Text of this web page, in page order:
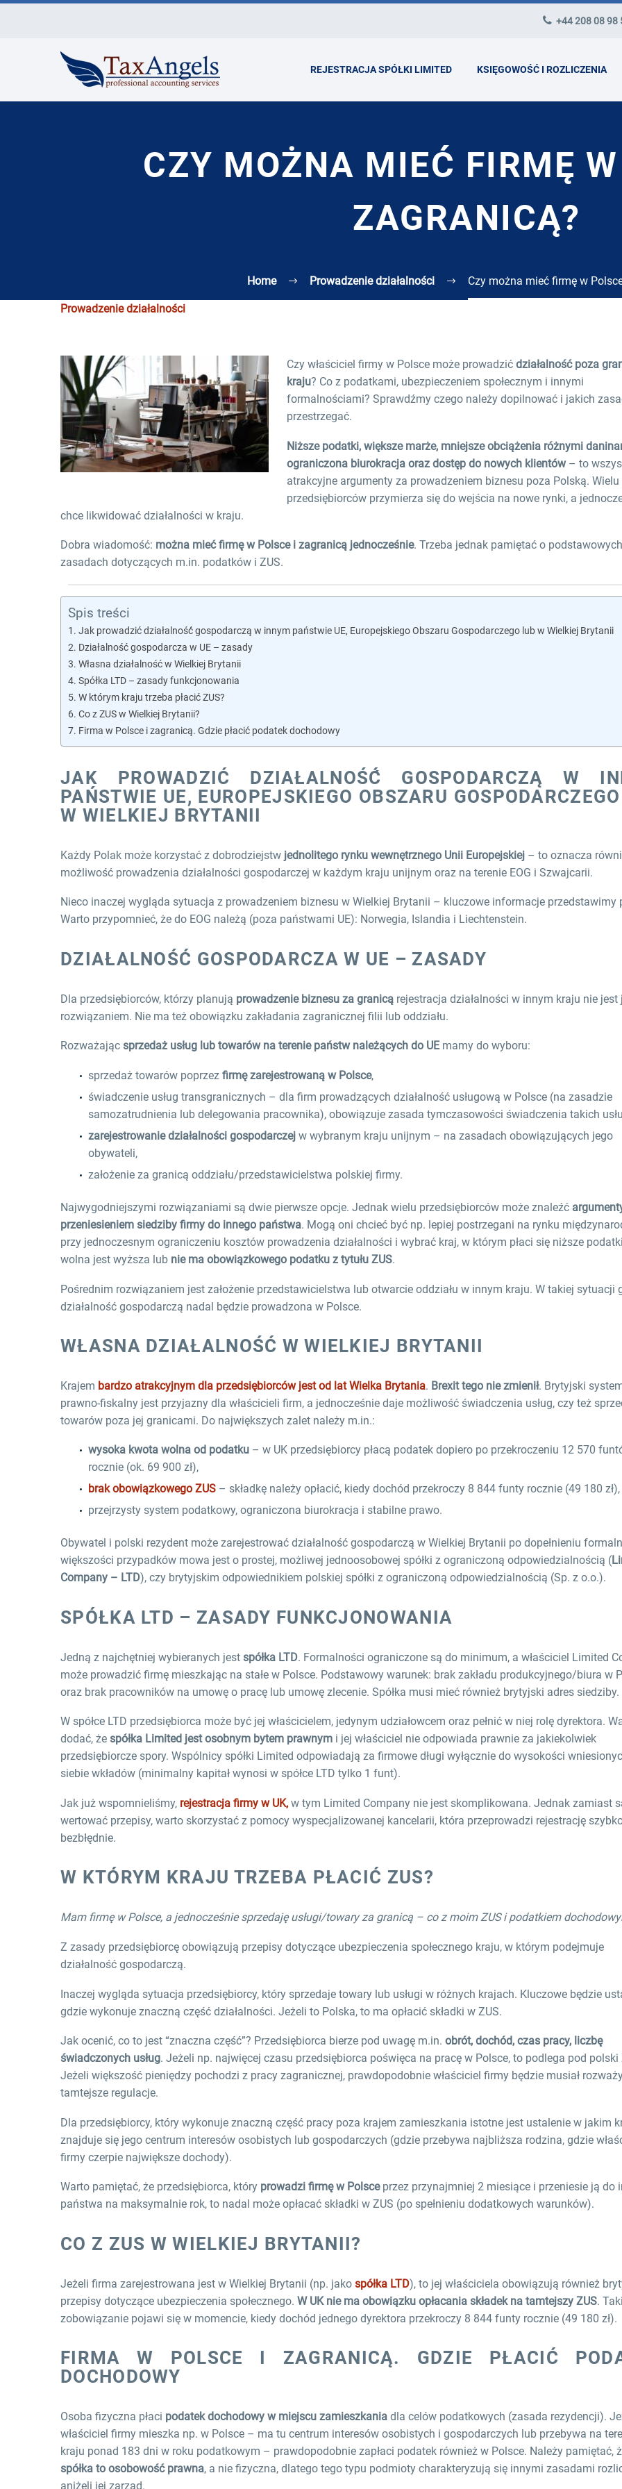
+44 208 08 98
REJESTRACJA SPÓŁKI LIMITED KSIĘGOWOŚĆ I ROZLICZENIA
CZY MOŻNA MIEĆ FIRMĘ
ZAGRANICĄ?
Home Prowadzenie działalności Czy można mieć firmę w
Prowadzenie działalności
Czy właściciel firmy w Polsce może prowadzić działalność poza
kraju? Co z podatkami, ubezpieczeniem społecznym i innymi
formalnościami? Sprawdźmy czego należy dopilnować i jakich
przestrzegać.
Niższe podatki, większe marże, mniejsze obciążenia różnymi
ograniczona biurokracja oraz dostęp do nowych klientów– to
atrakcyjne argumenty za prowadzeniem biznesu poza Polską. Wielu
przedsiębiorców przymierza się do wejścia na nowe rynki, a
chce likwidować działalności w kraju.
Dobra wiadomość: można mieć firmę w Polsce i zagranicą jednocześnie. Trzeba jednak pamiętać o podstawowych
zasadach dotyczących m.in. podatków i ZUS.
Spis treści
Jak prowadzić działalność́ gospodarczą w innym państwie UE, Europejskiego Obszaru Gospodarczego lub w Wielkiej Brytanii
Działalność gospodarcza w UE – zasady
Własna działalność w Wielkiej Brytanii
Spółka LTD – zasady funkcjonowania
W którym kraju trzeba płacić ZUS?
Co z ZUS w Wielkiej Brytanii?
Firma w Polsce i zagranicą. Gdzie płacić podatek dochodowy
JAK PROWADZIĆ DZIAŁALNOŚĆ́ GOSPODARCZĄ W
PAŃSTWIE UE, EUROPEJSKIEGO OBSZARU
W WIELKIEJ BRYTANII
Każdy Polak może korzystać z dobrodziejstw jednolitego rynku wewnętrznego Unii Europejskiej – to oznacza
możliwość prowadzenia działalności gospodarczej w każdym kraju unijnym oraz na terenie EOG i Szwajcarii.
Nieco inaczej wygląda sytuacja z prowadzeniem biznesu w Wielkiej Brytanii – kluczowe informacje przedstawimy
Warto przypomnieć, że do EOG należą (poza państwami UE): Norwegia, Islandia i Liechtenstein.
DZIAŁALNOŚĆ GOSPODARCZA W UE – ZASADY
Dla przedsiębiorców, którzy planują prowadzenie biznesu za granicą rejestracja działalności w innym kraju nie jest
rozwiązaniem. Nie ma też obowiązku zakładania zagranicznej filii lub oddziału.
Rozważając sprzedaż usług lub towarów na terenie państw należących do UEmamy do wyboru:
sprzedaż towarów poprzez firmę zarejestrowaną w Polsce,
świadczenie usług transgranicznych – dla firm prowadzących działalność usługową w Polsce (na zasadzie
samozatrudnienia lub delegowania pracownika), obowiązuje zasada tymczasowości świadczenia takich
zarejestrowanie działalności gospodarczej w wybranym kraju unijnym – na zasadach obowiązujących jego
obywateli,
założenie za granicą oddziału/przedstawicielstwa polskiej firmy.
Najwygodniejszymi rozwiązaniami są dwie pierwsze opcje. Jednak wielu przedsiębiorców może znaleźć
przeniesieniem siedziby firmy do innego państwa. Mogą oni chcieć być np. lepiej postrzegani na rynku
przy jednoczesnym ograniczeniu kosztów prowadzenia działalności i wybrać kraj, w którym płaci się niższe
wolna jest wyższa lub nie ma obowiązkowego podatku z tytułu ZUS.
Pośrednim rozwiązaniem jest założenie przedstawicielstwa lub otwarcie oddziału w innym kraju. W takiej sytuacji
działalność gospodarczą nadal będzie prowadzona w Polsce.
WŁASNA DZIAŁALNOŚĆ W WIELKIEJ BRYTANII
Krajem bardzo atrakcyjnym dla przedsiębiorców jest od lat Wielka Brytania. Brexit tego nie zmienił. Brytyjski
prawno-fiskalny jest przyjazny dla właścicieli firm, a jednocześnie daje możliwość świadczenia usług, czy też
towarów poza jej granicami. Do największych zalet należy m.in.:
wysoka kwota wolna od podatku – w UK przedsiębiorcy płacą podatek dopiero po przekroczeniu 12 570
rocznie (ok. 69 900 zł),
brak obowiązkowego ZUS – składkę należy opłacić, kiedy dochód przekroczy 8 844 funty rocznie (49 180 zł),
przejrzysty system podatkowy, ograniczona biurokracja i stabilne prawo.
Obywatel i polski rezydent może zarejestrować działalność gospodarczą w Wielkiej Brytanii po dopełnieniu
większości przypadków mowa jest o prostej, możliwej jednoosobowej spółki z ograniczoną odpowiedzialnością (
Company – LTD), czy brytyjskim odpowiednikiem polskiej spółki z ograniczoną odpowiedzialnością (Sp. z o.o.).
SPÓŁKA LTD – ZASADY FUNKCJONOWANIA
Jedną z najchętniej wybieranych jest spółka LTD. Formalności ograniczone są do minimum, a właściciel Limited
może prowadzić firmę mieszkając na stałe w Polsce. Podstawowy warunek: brak zakładu produkcyjnego/biura w
oraz brak pracowników na umowę o pracę lub umowę zlecenie. Spółka musi mieć również brytyjski adres siedziby.
W spółce LTD przedsiębiorca może być jej właścicielem, jedynym udziałowcem oraz pełnić w niej rolę dyrektora.
dodać, że spółka Limited jest osobnym bytem prawnym i jej właściciel nie odpowiada prawnie za jakiekolwiek
przedsiębiorcze spory. Wspólnicy spółki Limited odpowiadają za firmowe długi wyłącznie do wysokości
siebie wkładów (minimalny kapitał wynosi w spółce LTD tylko 1 funt).
Jak już wspomnieliśmy, rejestracja firmy w UK, w tym Limited Company nie jest skomplikowana. Jednak zamiast
wertować przepisy, warto skorzystać z pomocy wyspecjalizowanej kancelarii, która przeprowadzi rejestrację
bezbłędnie.
W KTÓRYM KRAJU TRZEBA PŁACIĆ ZUS?
Mam firmę w Polsce, a jednocześnie sprzedaję usługi/towary za granicą – co z moim ZUS i podatkiem
Z zasady przedsiębiorcę obowiązują przepisy dotyczące ubezpieczenia społecznego kraju, w którym podejmuje
działalność gospodarczą.
Inaczej wygląda sytuacja przedsiębiorcy, który sprzedaje towary lub usługi w różnych krajach. Kluczowe będzie
gdzie wykonuje znaczną część działalności. Jeżeli to Polska, to ma opłacić składki w ZUS.
Jak ocenić, co to jest “znaczna część”? Przedsiębiorca bierze pod uwagę m.in. obrót, dochód, czas pracy, liczbę
świadczonych usług. Jeżeli np. najwięcej czasu przedsiębiorca poświęca na pracę w Polsce, to podlega pod polski
Jeżeli większość pieniędzy pochodzi z pracy zagranicznej, prawdopodobnie właściciel firmy będzie musiał
tamtejsze regulacje.
Dla przedsiębiorcy, który wykonuje znaczną część pracy poza krajem zamieszkania istotne jest ustalenie w jakim
znajduje się jego centrum interesów osobistych lub gospodarczych (gdzie przebywa najbliższa rodzina, gdzie
firmy czerpie największe dochody).
Warto pamiętać, że przedsiębiorca, który prowadzi firmę w Polsceprzez przynajmniej 2 miesiące i przeniesie ją do
państwa na maksymalnie rok, to nadal może opłacać składki w ZUS (po spełnieniu dodatkowych warunków).
CO Z ZUS W WIELKIEJ BRYTANII?
Jeżeli firma zarejestrowana jest w Wielkiej Brytanii (np. jako spółka LTD), to jej właściciela obowiązują również
przepisy dotyczące ubezpieczenia społecznego. W UK nie ma obowiązku opłacania składek na tamtejszy ZUS.
zobowiązanie pojawi się w momencie, kiedy dochód jednego dyrektora przekroczy 8 844 funty rocznie (49 180 zł).
FIRMA W POLSCE I ZAGRANICĄ. GDZIE PŁACIĆ
DOCHODOWY
Osoba fizyczna płaci podatek dochodowy w miejscu zamieszkania dla celów podatkowych (zasada rezydencji).
właściciel firmy mieszka np. w Polsce – ma tu centrum interesów osobistych i gospodarczych lub przebywa na
kraju ponad 183 dni w roku podatkowym – prawdopodobnie zapłaci podatek również w Polsce. Należy pamiętać,
spółka to osobowość prawna, a nie fizyczna, dlatego tego typu podmioty charakteryzują się innymi zasadami
aniżeli jej zarząd.